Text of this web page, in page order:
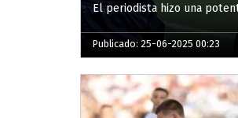
El periodista hizo una
Publicado: 25-06-2025 00:23